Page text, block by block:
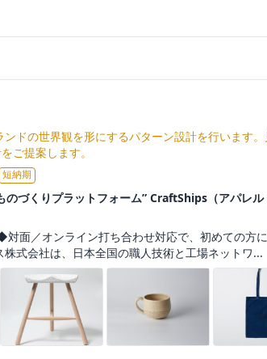
ンドの世界観を形にするパターン設計を行います
ご提案します。
短納期
のづくりプラットフォーム” CraftShips（アパレ
面／オンライン打ち合わせ対応で、初めての方
式会社は、日本全国の職人技術と工場ネットワ...